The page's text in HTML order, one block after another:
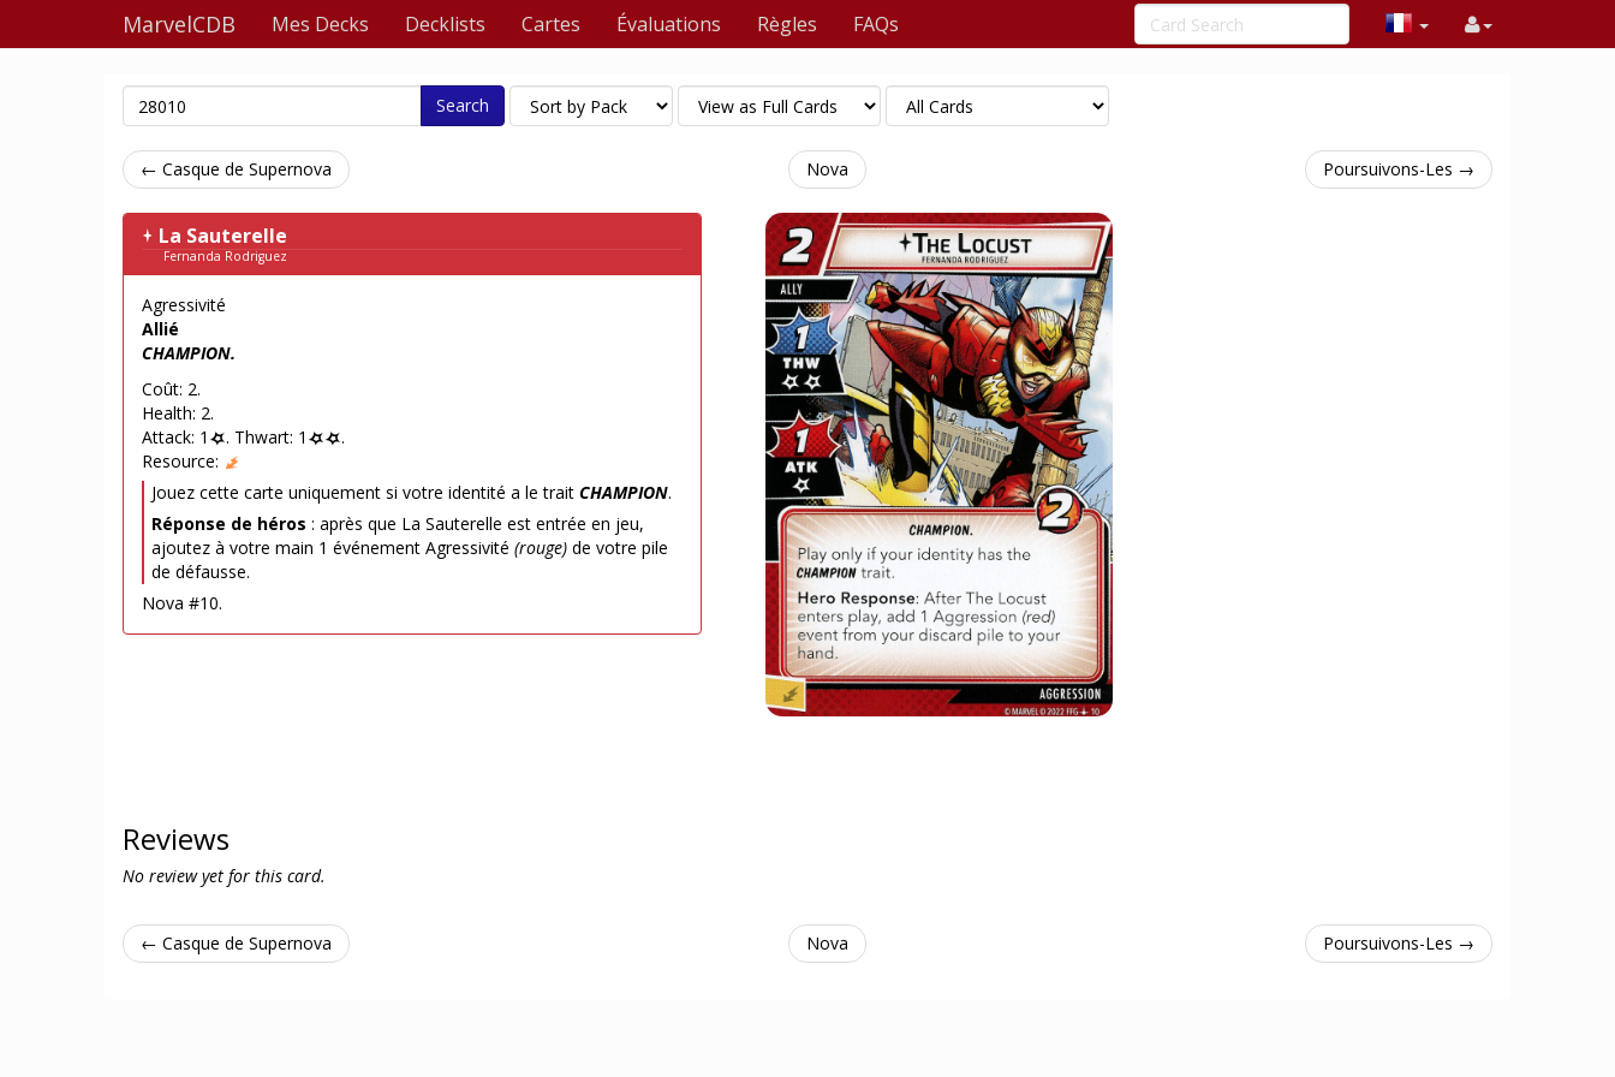
MarvelCDB Mes Decks Decklists Cartes Évaluations Règles FAQs
Search
← Casque de Supernova Nova Poursuivons-Les →
La Sauterelle
Fernanda Rodriguez
Agressivité
Allié
CHAMPION.
Coût: 2.
Health: 2.
Attack: 1
. Thwart: 1
.
Resource:
Jouez cette carte uniquement si votre identité a le trait CHAMPION.
Réponse de héros : après que La Sauterelle est entrée en jeu,
ajoutez à votre main 1 événement Agressivité (rouge) de votre pile
de défausse.
Nova #10.
Reviews
No review yet for this card.
← Casque de Supernova Nova Poursuivons-Les →